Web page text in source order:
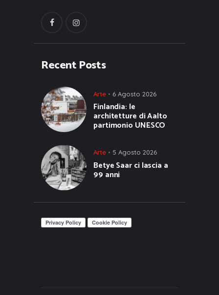
Recent Posts
Arte 6 Agosto 2026
Finlandia: le
architetture di Aalto
partimonio UNESCO
Arte 5 Agosto 2026
Betye Saar ci lascia a
99 anni